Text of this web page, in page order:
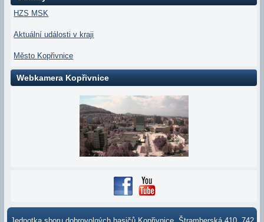
HZS MSK
Aktuální události v kraji
Město Kopřivnice
Webkamera Kopřivnice